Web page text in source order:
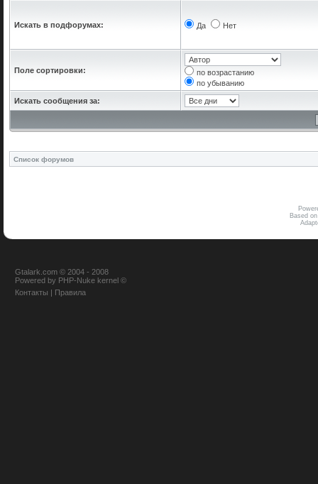
Искать в подфорумах: Да Нет
Поле сортировки:
по возрастанию
по убыванию
Искать сообщения за:
Список форумов
Based
Gtalark.com © 2004 - 2008
Powered by PHP-Nuke kernel ©
Контакты | Правила